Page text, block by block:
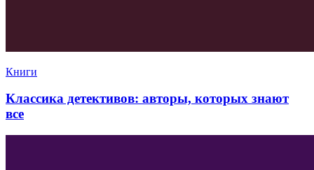
Книги
Классика детективов: авторы, которых знают
все